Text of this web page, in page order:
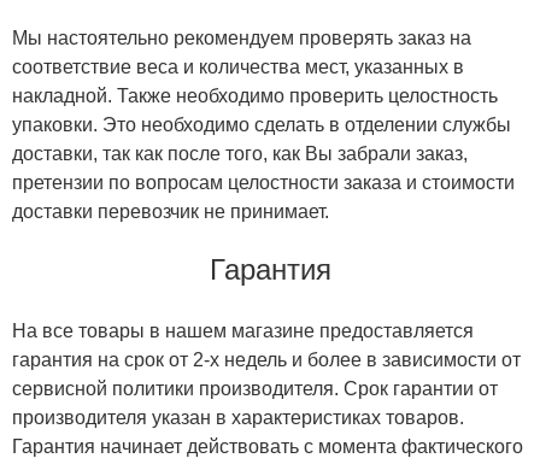
Мы настоятельно рекомендуем проверять заказ на
соответствие веса и количества мест, указанных в
накладной. Также необходимо проверить целостность
упаковки. Это необходимо сделать в отделении службы
доставки, так как после того, как Вы забрали заказ,
претензии по вопросам целостности заказа и стоимости
доставки перевозчик не принимает.
Гарантия
На все товары в нашем магазине предоставляется
гарантия на срок от 2-х недель и более в зависимости от
сервисной политики производителя. Срок гарантии от
производителя указан в характеристиках товаров.
Гарантия начинает действовать с момента фактического